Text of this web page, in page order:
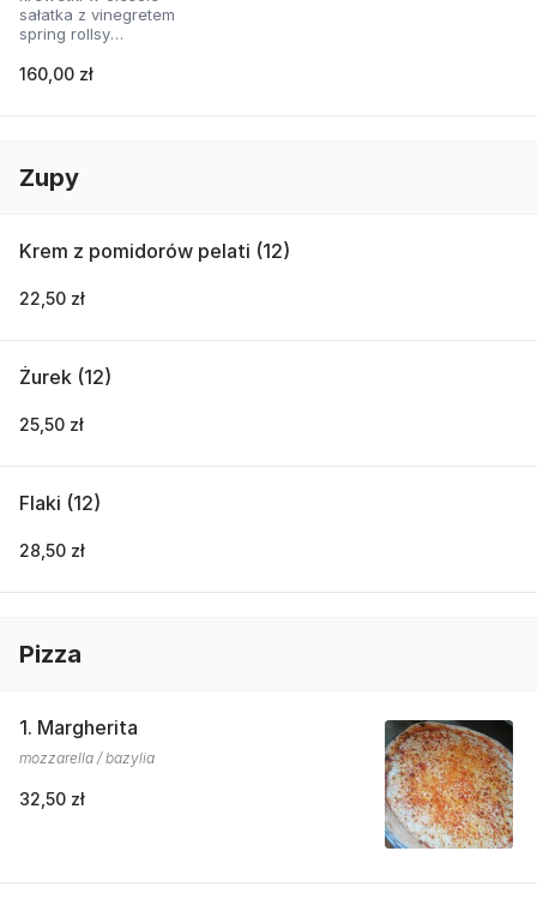
sałatka z vinegretem
spring rollsy
160,00 zł
Zupy
Krem z pomidorów pelati (12)
22,50 zł
Żurek (12)
25,50 zł
Flaki (12)
28,50 zł
Pizza
1. Margherita
mozzarella / bazylia
32,50 zł